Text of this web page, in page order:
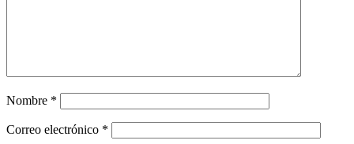
Nombre *
Correo electrónico *